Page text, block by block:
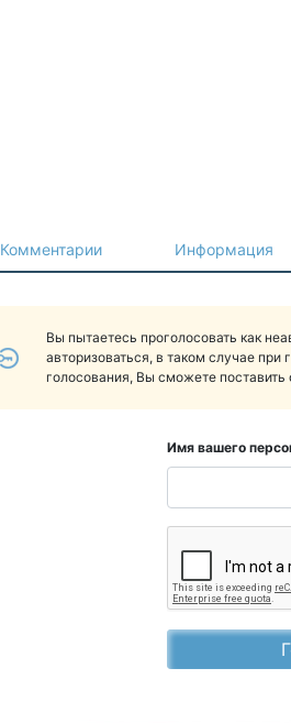
Комментарии Информация
Вы пытаетесь проголосовать как
авторизоваться, в таком случае при
голосования, Вы сможете поставить
Имя вашего